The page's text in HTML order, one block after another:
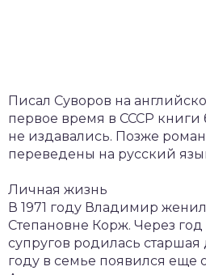
Писал Суворов на
первое время в СССР книги
не издавались. Позже
переведены на русский
Личная жизнь
В 1971 году Владимир
Степановне Корж. Через
супругов родилась старшая
году в семье появился еще